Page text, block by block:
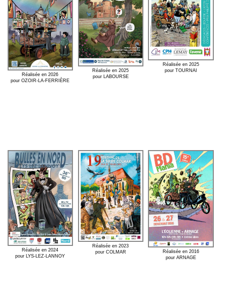
Réalisée en 2026
pour OZOIR-LA-FERRIÈRE
Réalisée en 2025
pour LABOURSE
Réalisée en 2025
pour TOURNAI
Réalisée en 2024
pour LYS-LEZ-LANNOY
Réalisée en 2023
pour COLMAR
Réalisée en 2016
pour ARNAGE